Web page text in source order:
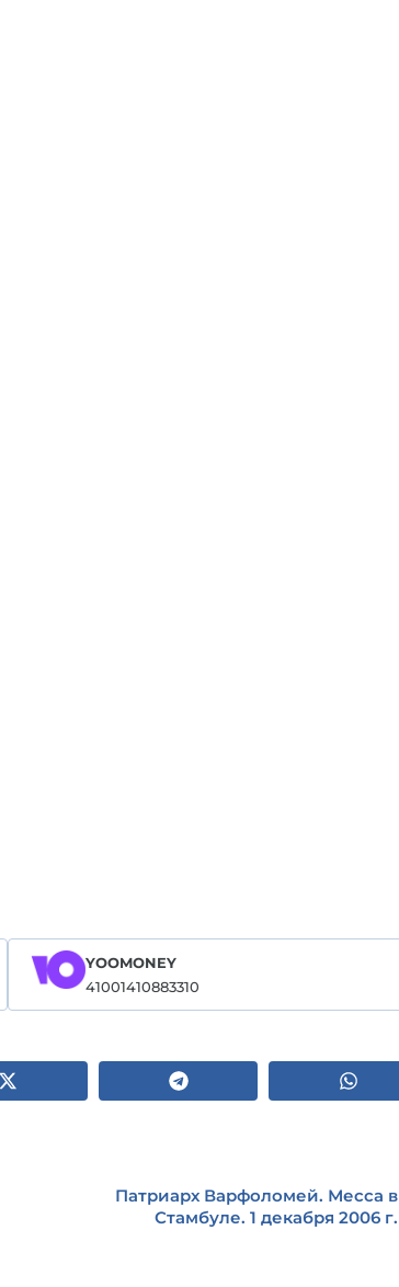
YOOMONEY
41001410883310
Патриарх Варфоломей. Месса в
Стамбуле. 1 декабря 2006 г.